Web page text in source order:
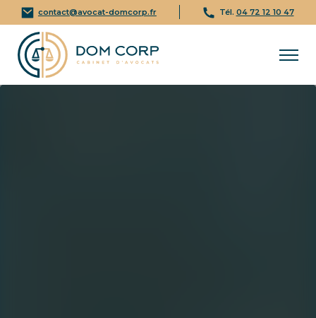
contact@avocat-domcorp.fr Tél. 04 72 12 10 47